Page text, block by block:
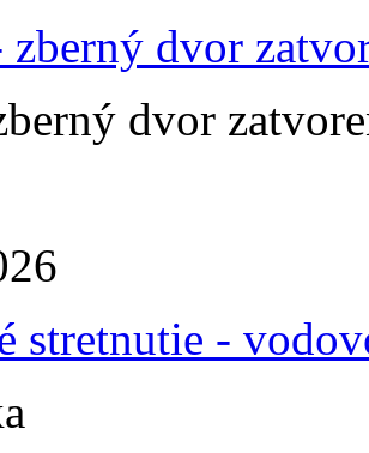
zberný dvor
dvor
stretnutie -